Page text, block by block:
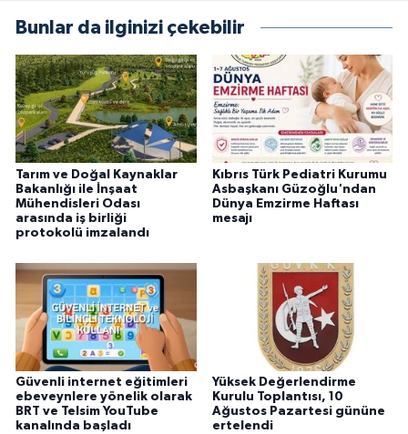
Bunlar da ilginizi çekebilir
Tarım ve Doğal Kaynaklar
Bakanlığı ile İnşaat
Mühendisleri Odası
arasında iş birliği
protokolü imzalandı
Kıbrıs Türk Pediatri Kurumu
Asbaşkanı Güzoğlu'ndan
Dünya Emzirme Haftası
mesajı
Güvenli internet eğitimleri
ebeveynlere yönelik olarak
BRT ve Telsim YouTube
kanalında başladı
Yüksek Değerlendirme
Kurulu Toplantısı, 10
Ağustos Pazartesi gününe
ertelendi